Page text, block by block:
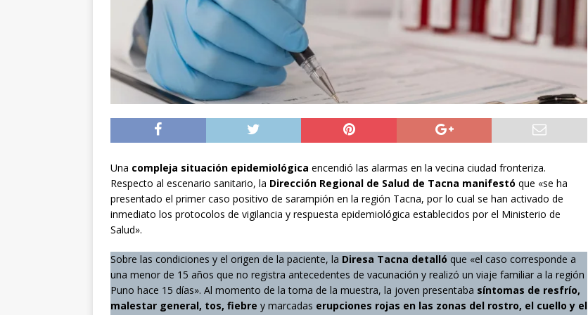
[ 04/08/2026 ]
Ministros de la Unión Europea acuerdan reforzar fronteras, retornos y
sistema de alerta temprana tras la crisis en Ceuta
INTERNACIONAL
[ 04/08/2026 ] Precio del cobre alcanzó un nuevo máximo histórico
[ 05/08/2026 ]
Sueldos millonarios en el Gobierno: 46 funcionarios de
Una compleja situación epidemiológica encendió las alarmas en la vecina ciudad fronteriza.
Respecto al escenario sanitario, la Dirección Regional de Salud de Tacna manifestó que «se ha
presentado el primer caso positivo de sarampión en la región Tacna, por lo cual se han activado de
inmediato los protocolos de vigilancia y respuesta epidemiológica establecidos por el Ministerio de
Salud».
Sobre las condiciones y el origen de la paciente, la Diresa Tacna detalló que «el caso corresponde a
una menor de 15 años que no registra antecedentes de vacunación y realizó un viaje familiar a la región
Puno hace 15 días». Al momento de la toma de la muestra, la joven presentaba síntomas de resfrío,
malestar general, tos, fiebre y marcadas erupciones rojas en las zonas del rostro, el cuello y el